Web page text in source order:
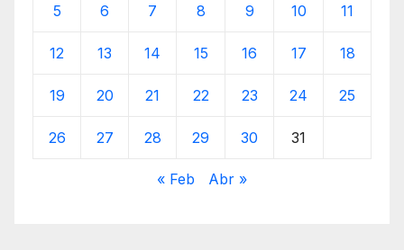
5 6 7 8 9 10 11
12 13 14 15 16 17 18
19 20 21 22 23 24 25
26 27 28 29 30 31
« Feb Abr »